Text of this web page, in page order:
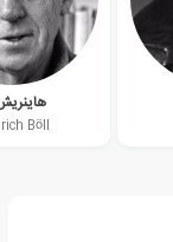
Böll